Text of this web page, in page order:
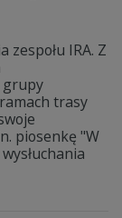
IRA. Z
grupy
trasy
piosenkę "W